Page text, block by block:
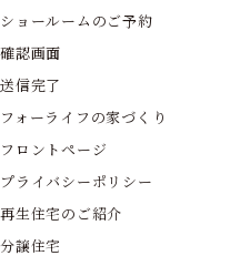
ショールームのご予約
確認画面
送信完了
フォーライフの家づくり
フロントページ
プライバシーポリシー
再生住宅のご紹介
分譲住宅